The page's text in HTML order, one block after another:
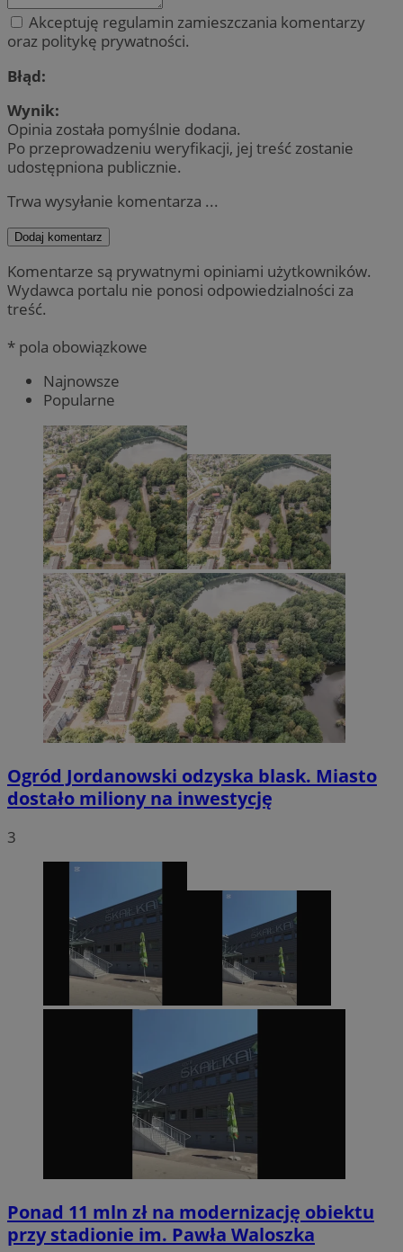
Akceptuję regulamin zamieszczania komentarzy
oraz politykę prywatności.
Błąd:
Wynik:
Opinia została pomyślnie dodana.
Po przeprowadzeniu weryfikacji, jej treść zostanie
udostępniona publicznie.
Trwa wysyłanie komentarza ...
Dodaj komentarz
Komentarze są prywatnymi opiniami użytkowników.
Wydawca portalu nie ponosi odpowiedzialności za
treść.
* pola obowiązkowe
Najnowsze
Popularne
Ogród Jordanowski odzyska blask. Miasto
dostało miliony na inwestycję
3
Ponad 11 mln zł na modernizację obiektu
przy stadionie im. Pawła Waloszka